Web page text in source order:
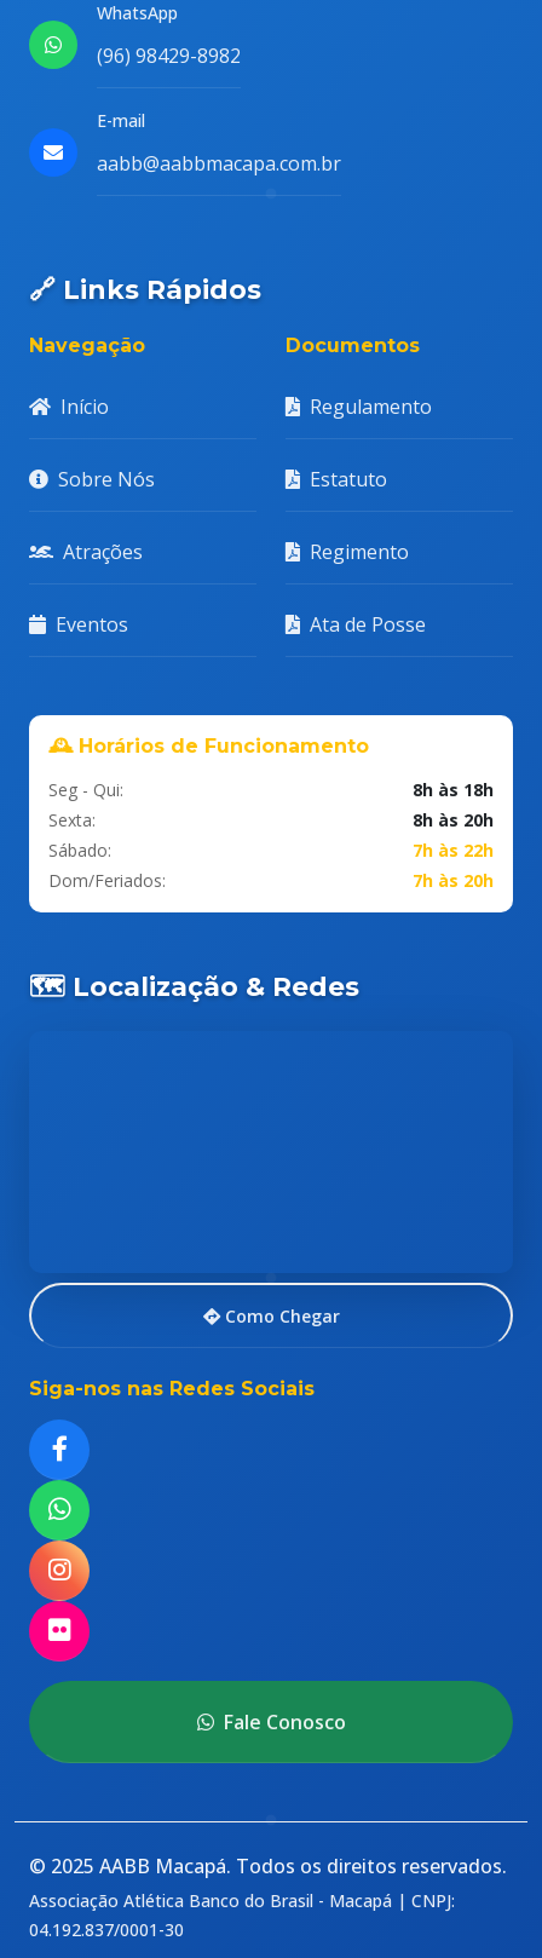
WhatsApp
(96) 98429-8982
E-mail
aabb@aabbmacapa.com.br
🔗 Links Rápidos
Navegação
Início
Sobre Nós
Atrações
Eventos
Documentos
Regulamento
Estatuto
Regimento
Ata de Posse
🕰️ Horários de Funcionamento
Seg - Qui:
8h às 18h
Sexta:
8h às 20h
Sábado:
7h às 22h
Dom/Feriados:
7h às 20h
🗺️ Localização & Redes
Como Chegar
Siga-nos nas Redes Sociais
Fale Conosco
© 2025 AABB Macapá. Todos os direitos reservados.
Associação Atlética Banco do Brasil - Macapá | CNPJ:
04.192.837/0001-30